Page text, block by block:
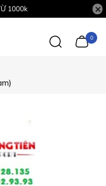
1000k
0